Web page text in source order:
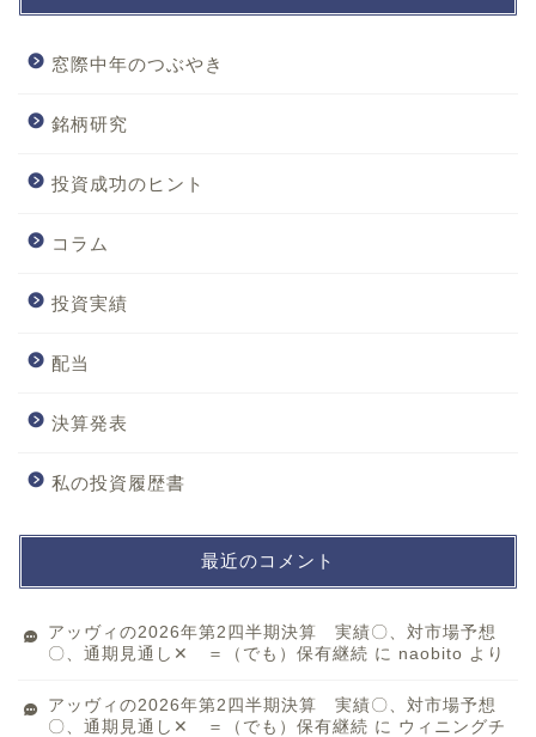
窓際中年のつぶやき
銘柄研究
投資成功のヒント
コラム
投資実績
配当
決算発表
私の投資履歴書
最近のコメント
アッヴィの2026年第2四半期決算 実績〇、対市場予想
〇、通期見通し✕ ＝（でも）保有継続 に naobito より
アッヴィの2026年第2四半期決算 実績〇、対市場予想
〇、通期見通し✕ ＝（でも）保有継続 に ウィニングチ